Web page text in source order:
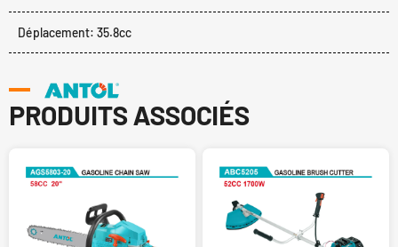
Déplacement: 35.8cc
PRODUITS ASSOCIÉS